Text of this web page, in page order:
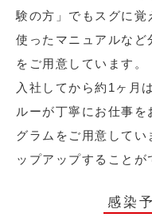
験の方」でもスグに覚
使ったマニュアルな
をご用意しています。
入社してから約1ヶ月
ルーが丁寧にお仕事
グラムをご用意して
ップアップすることが
感染